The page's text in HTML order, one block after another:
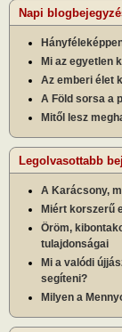
Napi
Mi az egyetlen
Az emberi élet
A Föld sorsa a
Mitől lesz
Legolvasottabb
A Karácsony,
Miért korszerű
Öröm,
tulajdonságai
Mi a valódi
segíteni?
Milyen a